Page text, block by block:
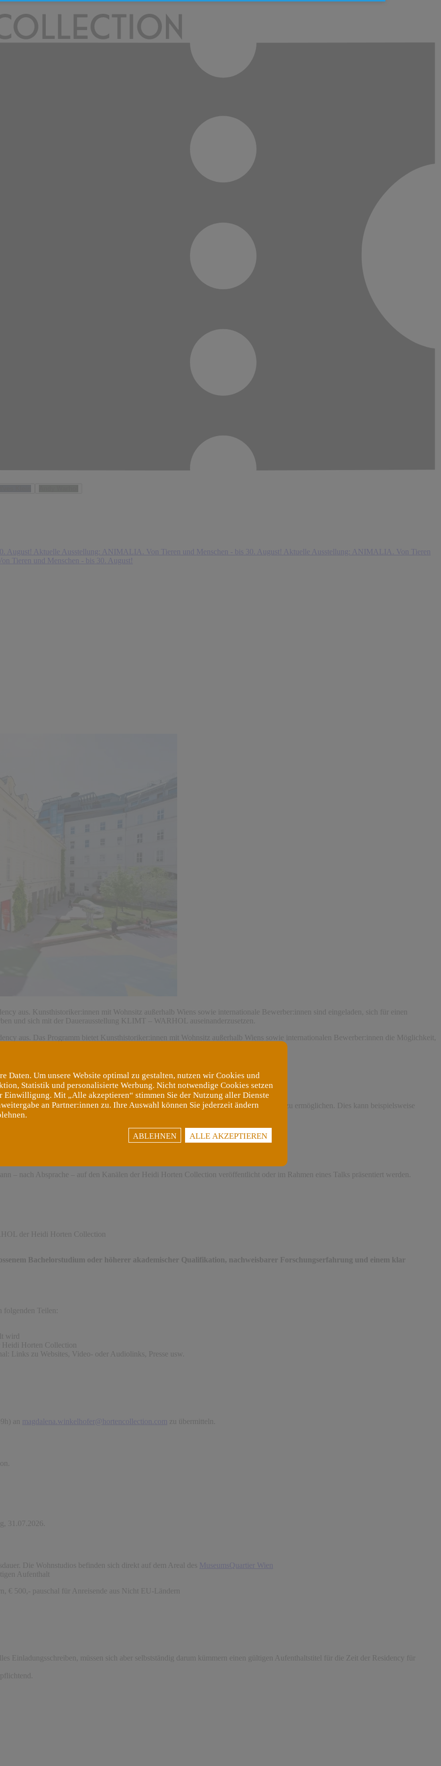
August! Aktuelle Ausstellung: ANIMALIA. Von Tieren und Menschen - bis 30. August! Aktuelle Ausstellung: ANIMALIA. Von Tieren
Tieren und Menschen - bis 30. August!
aus. Kunsthistoriker:innen mit Wohnsitz außerhalb Wiens sowie internationale Bewerber:innen sind eingeladen, sich für einen
und sich mit der Dauerausstellung KLIMT – WARHOL auseinanderzusetzen.
aus. Das Programm bietet Kunsthistoriker:innen mit Wohnsitz außerhalb Wiens sowie internationalen Bewerber:innen die Möglichkeit,
kunsthistorische Auseinandersetzung mit der Dauerausstellung KLIMT – WARHOL zu ermöglichen. Dies kann beispielsweise
– nach Absprache – auf den Kanälen der Heidi Horten Collection veröffentlicht oder im Rahmen eines Talks präsentiert werden.
der Heidi Horten Collection
Bachelorstudium oder höherer akademischer Qualifikation, nachweisbarer Forschungserfahrung und einem klar
Teilen:
wird
Horten Collection
Links zu Websites, Video- oder Audiolinks, Presse usw.
an magdalena.winkelhofer@hortencollection.com zu übermitteln.
31.07.2026.
Die Wohnstudios befinden sich direkt auf dem Areal des MuseumsQuartier Wien
Aufenthalt
€ 500,- pauschal für Anreisende aus Nicht EU-Ländern
Einladungsschreiben, müssen sich aber selbstständig darum kümmern einen gültigen Aufenthaltstitel für die Zeit der Residency für
Daten. Um unsere Website optimal zu gestalten, nutzen wir Cookies und
Statistik und personalisierte Werbung. Nicht notwendige Cookies setzen
Einwilligung. Mit „Alle akzeptieren“ stimmen Sie der Nutzung aller Dienste
an Partner:innen zu. Ihre Auswahl können Sie jederzeit ändern
ABLEHNEN ALLE AKZEPTIEREN